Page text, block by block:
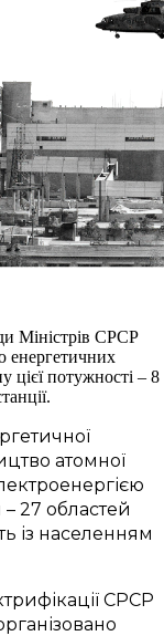
Міністрів СРСР
енергетичних
цієї потужності – 8
атомної
27 областей
із населенням
СРСР